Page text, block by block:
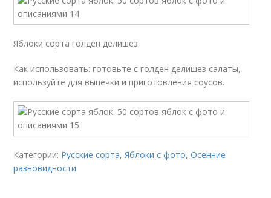
Яблоки сорта голден делишез
Как использовать: готовьте с голден делишез салаты,
используйте для выпечки и приготовления соусов.
Категории: Русские сорта,Яблоки с фото,Осенние
разновидности